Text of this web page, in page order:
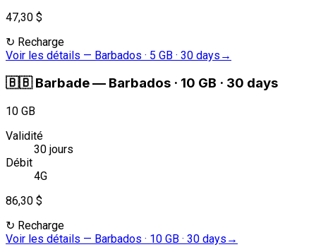
47,30 $
↻ Recharge
Voir les détails — Barbados · 5 GB · 30 days →
🇧🇧 Barbade— Barbados · 10 GB · 30 days
10 GB
Validité
30 jours
Débit
4G
86,30 $
↻ Recharge
Voir les détails — Barbados · 10 GB · 30 days →